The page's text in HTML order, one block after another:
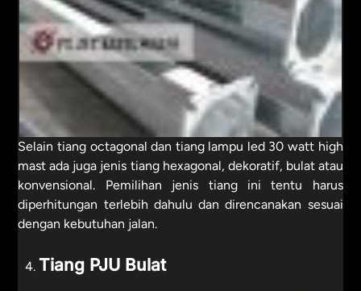
Selain tiang octagonal dan tiang lampu led 30 watt high
mast ada juga jenis tiang hexagonal, dekoratif, bulat atau
konvensional. Pemilihan jenis tiang ini tentu harus
diperhitungan terlebih dahulu dan direncanakan sesuai
dengan kebutuhan jalan.
Tiang PJU Bulat